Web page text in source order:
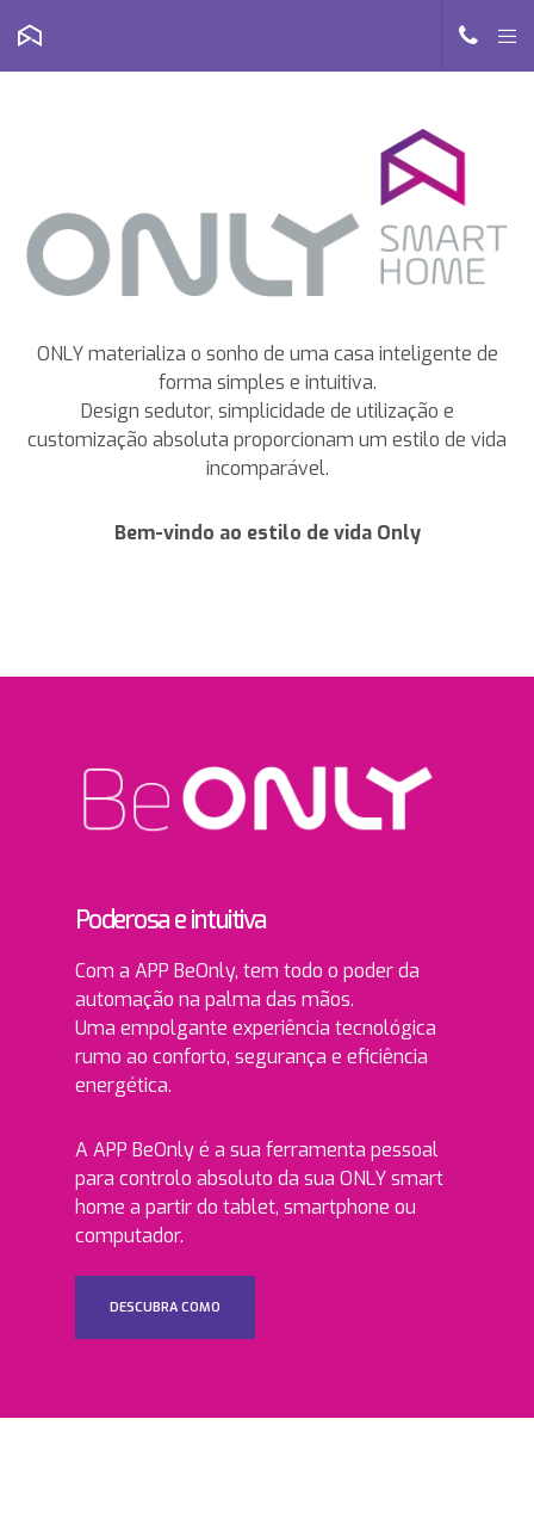
ONLY materializa o sonho de uma casa inteligente de
forma simples e intuitiva.
Design sedutor, simplicidade de utilização e
customização absoluta proporcionam um estilo de vida
incomparável.
Bem-vindo ao estilo de vida Only
Poderosa e intuitiva
Com a APP BeOnly, tem todo o poder da
automação na palma das mãos.
Uma empolgante experiência tecnológica
rumo ao conforto, segurança e eficiência
energética.
A APP BeOnly é a sua ferramenta pessoal
para controlo absoluto da sua ONLY smart
home a partir do tablet, smartphone ou
computador.
DESCUBRA COMO